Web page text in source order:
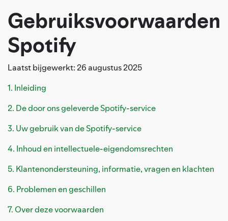
Gebruiksvoorwaarden
Spotify
Laatst bijgewerkt: 26 augustus 2025
1. Inleiding
2. De door ons geleverde Spotify-service
3. Uw gebruik van de Spotify-service
4. Inhoud en intellectuele-eigendomsrechten
5. Klantenondersteuning, informatie, vragen en klachten
6. Problemen en geschillen
7. Over deze voorwaarden